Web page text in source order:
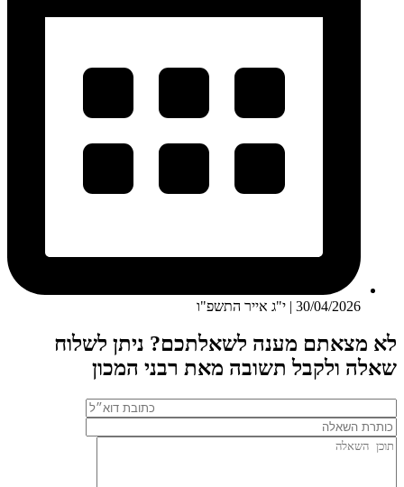
30/04/2026 | י"ג אייר התשפ"ו
לא מצאתם מענה לשאלתכם? ניתן לשלוח
שאלה ולקבל תשובה מאת רבני המכון